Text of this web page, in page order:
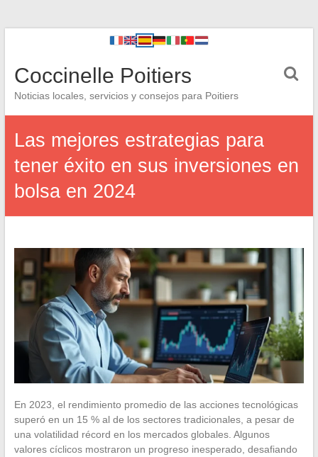
Coccinelle Poitiers
Noticias locales, servicios y consejos para Poitiers
Las mejores estrategias para
tener éxito en sus inversiones en
bolsa en 2024
En 2023, el rendimiento promedio de las acciones tecnológicas
superó en un 15 % al de los sectores tradicionales, a pesar de
una volatilidad récord en los mercados globales. Algunos
valores cíclicos mostraron un progreso inesperado, desafiando